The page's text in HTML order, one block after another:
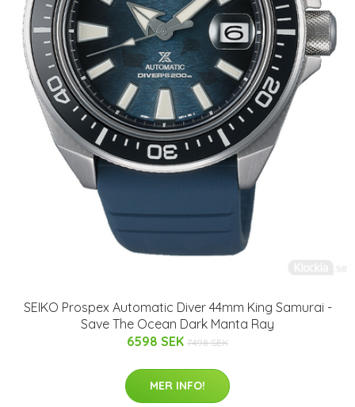
SEIKO Prospex Automatic Diver 44mm King Samurai -
Save The Ocean Dark Manta Ray
6598 SEK 7498 SEK
MER INFO!